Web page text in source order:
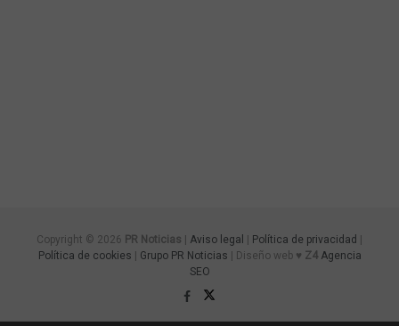
Copyright © 2026 PR Noticias Aviso legal Política de privacidad
Política de cookies
Grupo PR Noticias | Diseño web ♥ Z4 Agencia
SEO